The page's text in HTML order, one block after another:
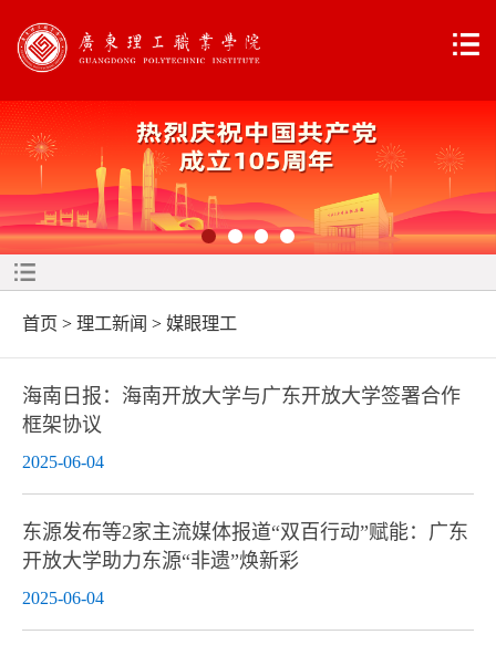
首页 > 理工新闻 > 媒眼理工
海南日报：海南开放大学与广东开放大学签署合作
框架协议
2025-06-04
东源发布等2家主流媒体报道“双百行动”赋能：广东
开放大学助力东源“非遗”焕新彩
2025-06-04